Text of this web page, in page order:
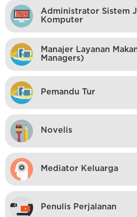
Administrator Sistem
Komputer
Manajer Layanan
Managers)
Pemandu Tur
Novelis
Mediator Keluarga
Penulis Perjalanan